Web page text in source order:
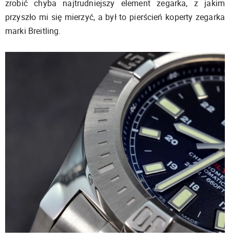
zrobić chyba najtrudniejszy element zegarka, z jakim
przyszło mi się mierzyć, a był to pierścień koperty zegarka
marki Breitling.